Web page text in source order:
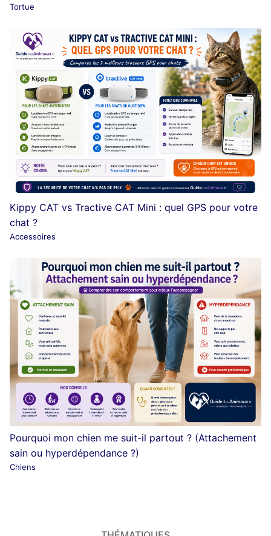
Tortue
Kippy CAT vs Tractive CAT Mini : quel GPS pour votre
chat ?
Accessoires
Pourquoi mon chien me suit-il partout ? (Attachement
sain ou hyperdépendance ?)
Chiens